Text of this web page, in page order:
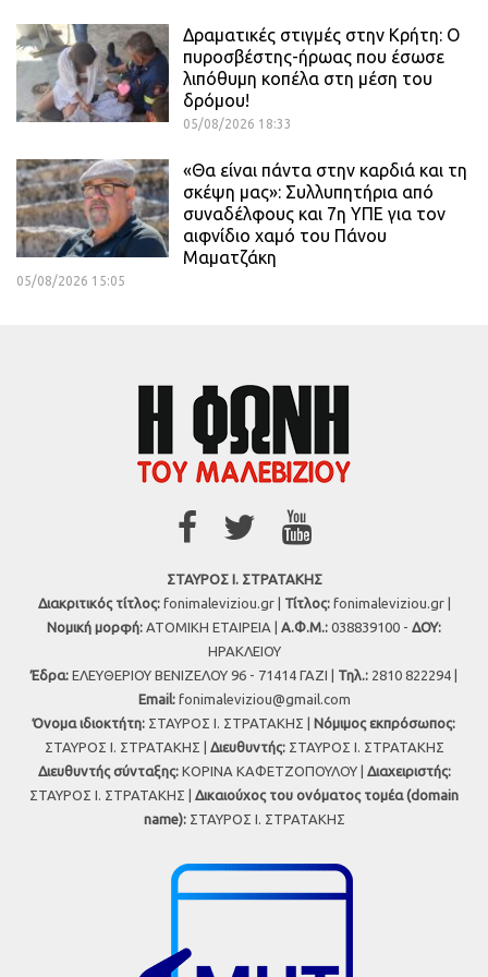
Δραματικές στιγμές στην Κρήτη: Ο
πυροσβέστης-ήρωας που έσωσε
λιπόθυμη κοπέλα στη μέση του
δρόμου!
05/08/2026 18:33
«Θα είναι πάντα στην καρδιά και τη
σκέψη μας»: Συλλυπητήρια από
συναδέλφους και 7η ΥΠΕ για τον
αιφνίδιο χαμό του Πάνου
Μαματζάκη
05/08/2026 15:05
ΣΤΑΥΡΟΣ Ι. ΣΤΡΑΤΑΚΗΣ
Διακριτικός τίτλος:fonimaleviziou.gr | Τίτλος:fonimaleviziou.gr |
Νομική μορφή: ΑΤΟΜΙΚΗ ΕΤΑΙΡΕΙΑ | Α.Φ.Μ.: 038839100 - ΔΟΥ:
ΗΡΑΚΛΕΙΟΥ
Έδρα: ΕΛΕΥΘΕΡΙΟΥ ΒΕΝΙΖΕΛΟΥ 96 - 71414 ΓΑΖΙ | Τηλ.: 2810 822294 |
Εmail: fonimaleviziou@gmail.com
Όνομα ιδιοκτήτη: ΣΤΑΥΡΟΣ Ι. ΣΤΡΑΤΑΚΗΣ | Νόμιμος εκπρόσωπος:
ΣΤΑΥΡΟΣ Ι. ΣΤΡΑΤΑΚΗΣ | Διευθυντής:ΣΤΑΥΡΟΣ Ι. ΣΤΡΑΤΑΚΗΣ
Διευθυντής σύνταξης:ΚΟΡΙΝΑ ΚΑΦΕΤΖΟΠΟΥΛΟΥ | Διαχειριστής:
ΣΤΑΥΡΟΣ Ι. ΣΤΡΑΤΑΚΗΣ | Δικαιούχος του ονόματος τομέα (domain
name):ΣΤΑΥΡΟΣ Ι. ΣΤΡΑΤΑΚΗΣ